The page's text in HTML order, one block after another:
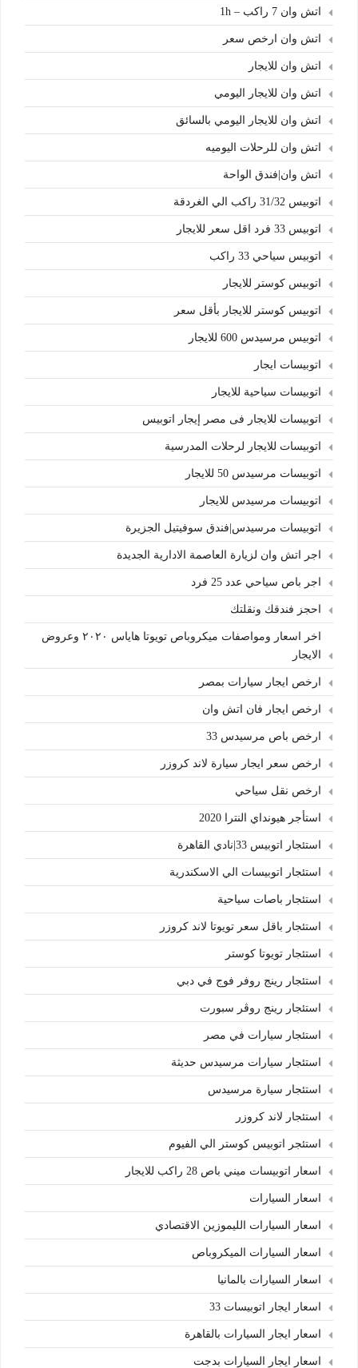
اتش وان 7 راكب – 1h
اتش وان ارخص سعر
اتش وان للايجار
اتش وان للايجار اليومي
اتش وان للايجار اليومي بالسائق
اتش وان للرحلات اليوميه
اتش وان|فندق الواحة
اتوبيس 31/32 راكب الي الغردقة
اتوبيس 33 فرد اقل سعر للايجار
اتوبيس سياحي 33 راكب
اتوبيس كوستر للايجار
اتوبيس كوستر للايجار بأقل سعر
اتوبيس مرسيدس 600 للايجار
اتوبيسات ايجار
اتوبيسات سياحية للايجار
اتوبيسات للايجار فى مصر إيجار اتوبيس
اتوبيسات للايجار لرحلات المدرسية
اتوبيسات مرسيدس 50 للايجار
اتوبيسات مرسيدس للايجار
اتوبيسات مرسيدس|فندق سوفيتيل الجزيرة
اجر اتش وان لزيارة العاصمة الادارية الجديدة
اجر باص سياحي عدد 25 فرد
احجز فندقك ونقلتك
اخر اسعار ومواصفات ميكروباص تويوتا هاياس ٢٠٢٠ وعروض
الايجار
ارخص ايجار سيارات بمصر
ارخص ايجار فان اتش وان
ارخص باص مرسيدس 33
ارخص سعر ايجار سيارة لاند كروزر
ارخص نقل سياحي
استأجر هيونداي النترا 2020
استئجار اتوبيس 33|نادي القاهرة
استئجار اتوبيسات الي الاسكندرية
استئجار باصات سياحية
استئجار باقل سعر تويوتا لاند كروزر
استئجار تويوتا كوستر
استئجار رينج روفر فوج في دبي
استئجار رينج روڤر سبورت
استئجار سيارات في مصر
استئجار سيارات مرسيدس حديثة
استئجار سيارة مرسيدس
استئجار لاند كروزر
استئجر اتوبيس كوستر الي الفيوم
اسعار اتوبيسات ميني باص 28 راكب للايجار
اسعار السيارات
اسعار السيارات الليموزين الاقتصادي
اسعار السيارات الميكروباص
اسعار السيارات بالمانيا
اسعار ايجار اتوبيسات 33
اسعار ايجار السيارات بالقاهرة
اسعار ايجار السيارات بدجت